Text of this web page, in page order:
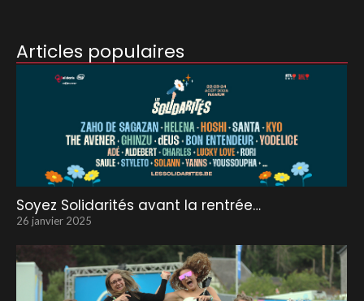
Articles populaires
Soyez Solidarités avant la rentrée…
26 janvier 2025